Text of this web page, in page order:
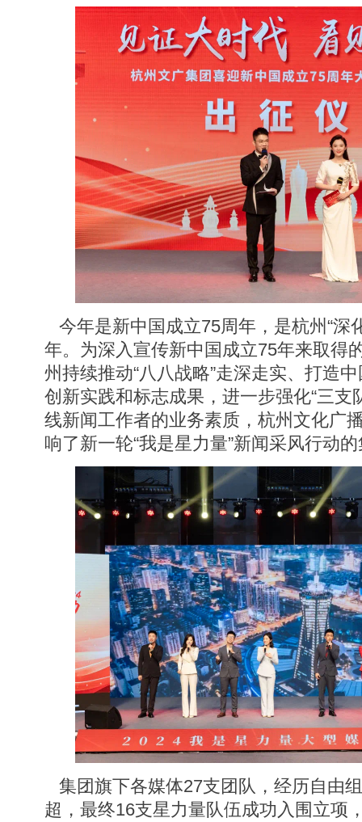
今年是新中国成立75周年，是杭州“深
年。为深入宣传新中国成立75年来取得
州持续推动“八八战略”走深走实、打造
创新实践和标志成果，进一步强化“三支
线新闻工作者的业务素质，杭州文化广
响了新一轮“我是星力量”新闻采风行动
集团旗下各媒体27支团队，经历自由
超，最终16支星力量队伍成功入围立项